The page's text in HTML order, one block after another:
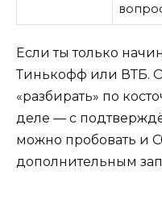
Если ты только
Тинькофф или ВТБ.
«разбирать» по
деле — с
можно пробовать и
дополнительным